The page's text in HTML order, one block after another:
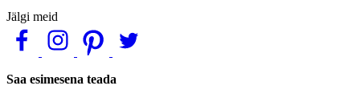
Jälgi meid
Saa esimesena teada